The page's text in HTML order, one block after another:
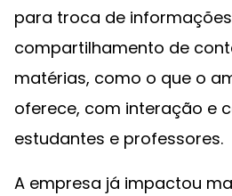
para troca de
compartilhamento de
matérias, como o que o
oferece, com interação e
estudantes e professores.
A empresa já impactou